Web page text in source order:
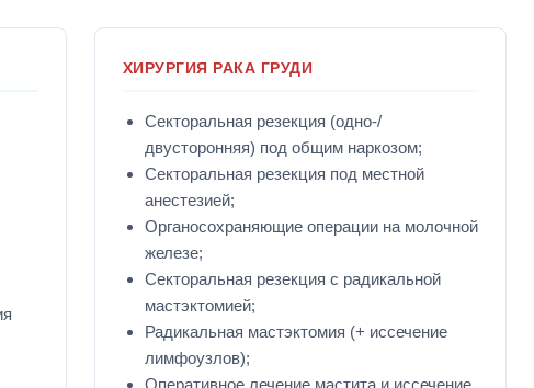
ХИРУРГИЯ РАКА ГРУДИ
Секторальная резекция (одно-/
двусторонняя) под общим наркозом;
Секторальная резекция под местной
анестезией;
Органосохраняющие операции на молочной
железе;
Секторальная резекция с радикальной
мастэктомией;
Радикальная мастэктомия (+ иссечение
лимфоузлов);
Оперативное лечение мастита и иссечение